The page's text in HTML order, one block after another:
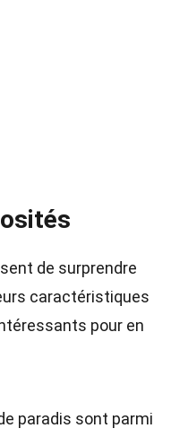
de surprendre
caractéristiques
pour en
paradis sont parmi